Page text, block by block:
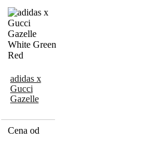
adidas x
Gucci
Gazelle
Green Red
Cena od